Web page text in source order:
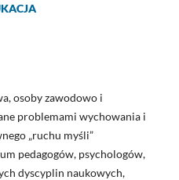
osoby zawodowo i
problemami wychowania i
„ruchu myśli”
pedagogów, psychologów,
dyscyplin naukowych,